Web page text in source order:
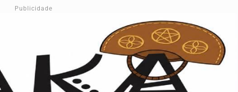
Publicidade